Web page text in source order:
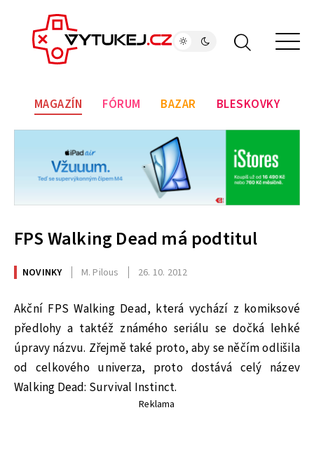
MAGAZÍN FÓRUM BAZAR BLESKOVKY
FPS Walking Dead má podtitul
NOVINKY M. Pilous 26. 10. 2012
Akční FPS Walking Dead, která vychází z komiksové
předlohy a taktéž známého seriálu se dočká lehké
úpravy názvu. Zřejmě také proto, aby se něčím odlišila
od celkového univerza, proto dostává celý název
Walking Dead: Survival Instinct.
Reklama